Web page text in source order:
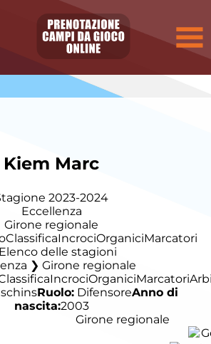
Kiem Marc
2023-2024
Eccellenza
Girone regionale
ClassificaIncrociOrganiciMarcatori
Elenco delle stagioni
❯ Girone regionale
IncrociOrganiciMarcatori
Ruolo:DifensoreAnno di
nascita:2003
Girone regionale